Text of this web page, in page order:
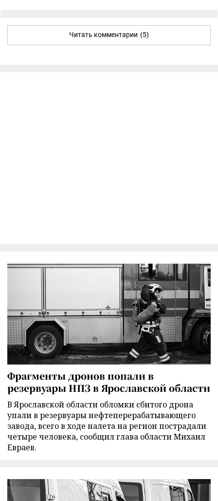
Читать комментарии (5)
Фрагменты дронов попали в
резервуары НПЗ в Ярославской области
В Ярославской области обломки сбитого дрона
упали в резервуары нефтеперерабатывающего
завода, всего в ходе налета на регион пострадали
четыре человека, сообщил глава области Михаил
Евраев.